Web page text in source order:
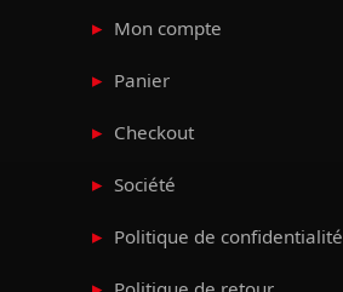
Mon compte
Panier
Checkout
Société
Politique de confidentialité